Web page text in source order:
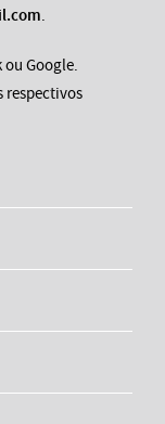
.
Google.
respectivos